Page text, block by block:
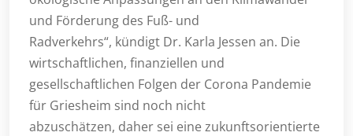
und Förderung des Fuß- und
Radverkehrs“, kündigt Dr. Karla Jessen an. Die
wirtschaftlichen, finanziellen und
gesellschaftlichen Folgen der Corona Pandemie
für Griesheim sind noch nicht
abzuschätzen, daher sei eine zukunftsorientierte